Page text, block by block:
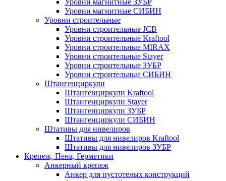
Уровни магнитные ЗУБР
Уровни магнитные СИБИН
Уровни строительные
Уровни строительные JCB
Уровни строительные Kraftool
Уровни строительные MIRAX
Уровни строительные Stayer
Уровни строительные ЗУБР
Уровни строительные СИБИН
Штангенциркули
Штангенциркули Kraftool
Штангенциркули Stayer
Штангенциркули ЗУБР
Штангенциркули СИБИН
Штативы для нивелиров
Штативы для нивелиров Kraftool
Штативы для нивелиров ЗУБР
Крепеж, Пена, Герметики
Анкерный крепеж
Анкер для пустотелых конструкций